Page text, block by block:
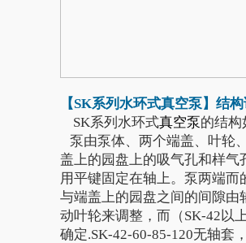
【SK系列 水环式真空泵】结
SK系列水环式真空泵的结构
泵由泵体、两个端盖、叶轮
盖上的园盘上的吸气孔和样
用平键固定在轴上。泵两端
与端盖上的园盘之间的间隙由
动叶轮来调整，而（SK-42以
确定.SK-42-60-85-120无轴套